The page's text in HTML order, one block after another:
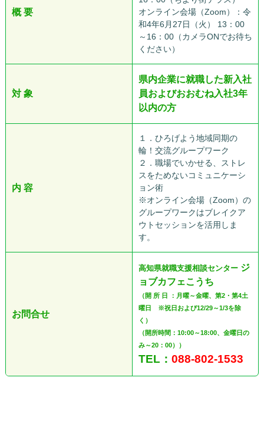
概 要
オンライン会場（Zoom）：令
和4年6月27日（火） 13：00
～16：00（カメラONでお待ち
ください）
対 象
県内企業に就職した新入社
員およびおおむね入社3年
以内の方
内 容
１．ひろげよう地域同期の
輪！交流グループワーク
２．職場でいかせる、ストレ
スをためないコミュニケーシ
ョン術
※オンライン会場（Zoom）の
グループワークはブレイクア
ウトセッションを活用しま
す。
お問合せ
高知県就職支援相談センター ジ
ョブカフェこうち
（開 所 日 ：月曜～金曜、第2・第4土
曜日 ※祝日および12/29～1/3を除
く）
（開所時間：10:00～18:00、金曜日の
み～20：00））
TEL： 088-802-1533